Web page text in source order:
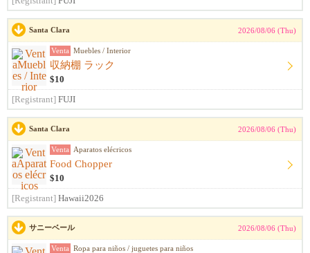
Santa Clara 2026/08/06 (Thu)
Venta Muebles / Interior
収納棚 ラック
$10
[Registrant] FUJI
Santa Clara 2026/08/06 (Thu)
Venta Aparatos elécricos
Food Chopper
$10
[Registrant] Hawaii2026
サニーベール 2026/08/06 (Thu)
Venta Ropa para niños / juguetes para niños